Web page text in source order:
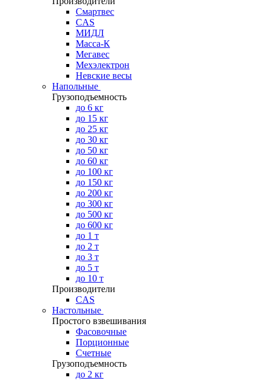
Смартвес
CAS
МИДЛ
Масса-К
Мегавес
Мехэлектрон
Невские весы
Напольные
Грузоподъемность
до 6 кг
до 15 кг
до 25 кг
до 30 кг
до 50 кг
до 60 кг
до 100 кг
до 150 кг
до 200 кг
до 300 кг
до 500 кг
до 600 кг
до 1 т
до 2 т
до 3 т
до 5 т
до 10 т
Производители
CAS
Настольные
Простого взвешивания
Фасовочные
Порционные
Счетные
Грузоподъемность
до 2 кг